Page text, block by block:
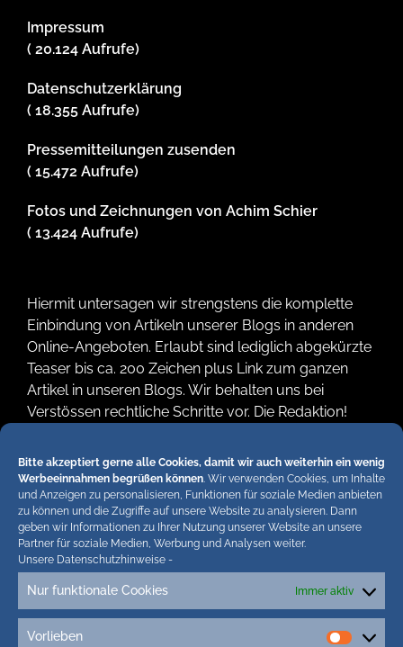
Bitte akzeptiert gerne alle Cookies, damit wir auch weiterhin ein wenig
Werbeeinnahmen begrüßen können. Wir verwenden Cookies, um Inhalte
und Anzeigen zu personalisieren, Funktionen für soziale Medien anbieten
zu können und die Zugriffe auf unsere Website zu analysieren. Dann
geben wir Informationen zu Ihrer Nutzung unserer Website an unsere
Partner für soziale Medien, Werbung und Analysen weiter.
Unsere Datenschutzhinweise -
Nur funktionale Cookies Immer aktiv
Vorlieben
Impressum
( 20.124 Aufrufe)
Datenschutzerklärung
( 18.355 Aufrufe)
Pressemitteilungen zusenden
( 15.472 Aufrufe)
Fotos und Zeichnungen von Achim Schier
( 13.424 Aufrufe)
Hiermit untersagen wir strengstens die komplette
Einbindung von Artikeln unserer Blogs in anderen
Online-Angeboten. Erlaubt sind lediglich abgekürzte
Teaser bis ca. 200 Zeichen plus Link zum ganzen
Artikel in unseren Blogs. Wir behalten uns bei
Verstössen rechtliche Schritte vor. Die Redaktion!
Tags
1.Sylt Art Fair 2. Sylt Art Fair Adler Express